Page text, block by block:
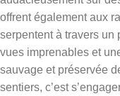
offrent également aux
serpentent à travers un
vues imprenables et
sauvage et préservée
sentiers, c’est